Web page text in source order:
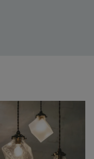
採用。眩しさを抑え
2色です。モダンから
染みます。